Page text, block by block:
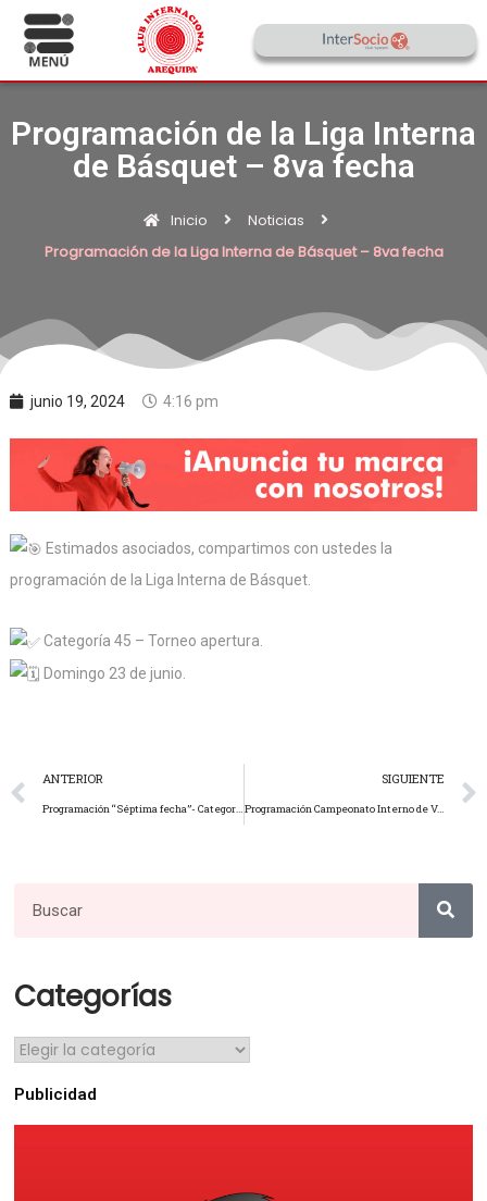
Programación de la Liga Interna
de Básquet – 8va fecha
Inicio
Noticias
Programación de la Liga Interna de Básquet – 8va fecha
junio 19, 2024 4:16 pm
Estimados asociados, compartimos con ustedes la
programación de la Liga Interna de Básquet.
Categoría 45 – Torneo apertura.
Domingo 23 de junio.
ANTERIOR
Programación “Séptima fecha”- Categorías de fútbol Senior, Master y Super Master
SIGUIENTE
Programación Campeonato Interno de Vóley 2024 “Fabricio Bedoya Cabrera” | Sábado 22 y Domingo 23 de junio
Categorías
Publicidad